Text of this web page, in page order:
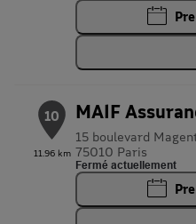
10
11.96 km
MAIF
15 boulevard
75010 Paris
Fermé actuellement